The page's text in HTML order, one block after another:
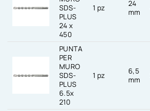
SDS-
PLUS
24 x
450
1 pz
24
mm
PUNTA
PER
MURO
SDS-
PLUS
6.5x
210
1 pz
6,5
mm